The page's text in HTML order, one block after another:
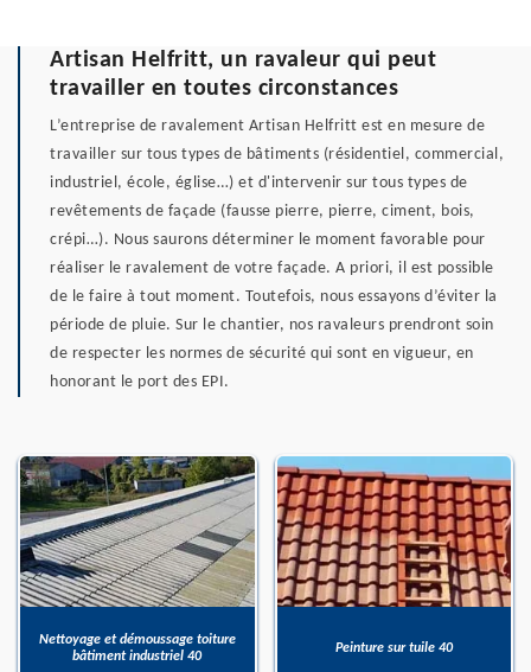
Artisan Helfritt, un ravaleur qui peut
travailler en toutes circonstances
L’entreprise de ravalement Artisan Helfritt est en mesure de
travailler sur tous types de bâtiments (résidentiel, commercial,
industriel, école, église…) et d'intervenir sur tous types de
revêtements de façade (fausse pierre, pierre, ciment, bois,
crépi…). Nous saurons déterminer le moment favorable pour
réaliser le ravalement de votre façade. A priori, il est possible
de le faire à tout moment. Toutefois, nous essayons d’éviter la
période de pluie. Sur le chantier, nos ravaleurs prendront soin
de respecter les normes de sécurité qui sont en vigueur, en
honorant le port des EPI.
Nettoyage et démoussage toiture
bâtiment industriel 40
Peinture sur tuile 40